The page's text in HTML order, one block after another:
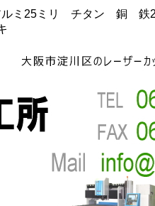
ルミ25ミリ チタン 銅